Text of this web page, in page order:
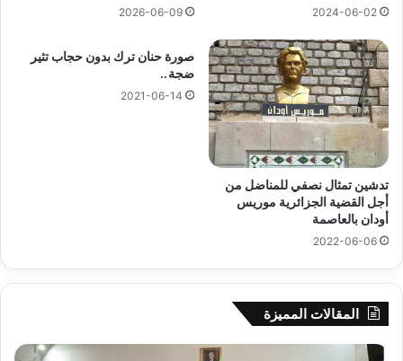
2024-06-02
2026-06-09
تدشين تمثال نصفي للمناضل من
أجل القضية الجزائرية موريس
أودان بالعاصمة
2022-06-06
صورة حنان ترك بدون حجاب تثير
ضجة..
2021-06-14
المقالات المميزة
جيجل: